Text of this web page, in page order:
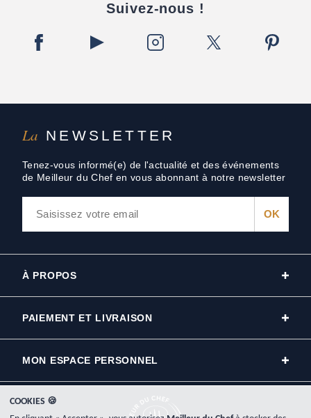
La NEWSLETTER
Tenez-vous informé(e) de l'actualité et des événements
de Meilleur du Chef en vous abonnant à notre newsletter
Suivez-nous !
À PROPOS
PAIEMENT ET LIVRAISON
MON ESPACE PERSONNEL
COOKIES 🍪